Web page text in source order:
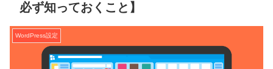
必ず知っておくこと】
WordPress設定